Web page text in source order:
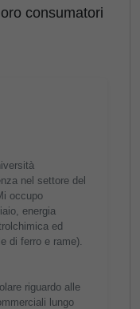
consumatori
nel settore del
occupo
energia
ed
di ferro e rame).
riguardo alle
lungo